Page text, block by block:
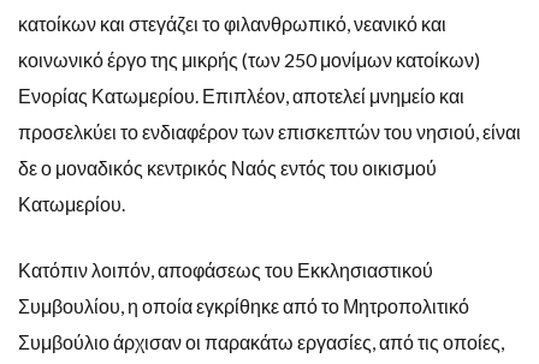
κατοίκων και στεγάζει το φιλανθρωπικό, νεανικό και
κοινωνικό έργο της μικρής (των 250 μονίμων κατοίκων)
Ενορίας Κατωμερίου. Επιπλέον, αποτελεί μνημείο και
προσελκύει το ενδιαφέρον των επισκεπτών του νησιού, είναι
δε ο μοναδικός κεντρικός Ναός εντός του οικισμού
Κατωμερίου.
Κατόπιν λοιπόν, αποφάσεως του Εκκλησιαστικού
Συμβουλίου, η οποία εγκρίθηκε από το Μητροπολιτικό
Συμβούλιο άρχισαν οι παρακάτω εργασίες, από τις οποίες,